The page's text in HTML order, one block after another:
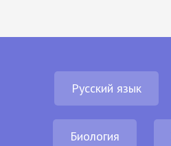
Русский язык
Биология